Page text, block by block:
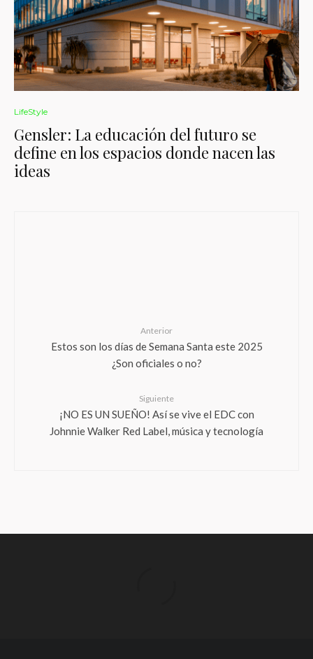
LifeStyle
Gensler: La educación del futuro se
define en los espacios donde nacen las
ideas
Anterior
Estos son los días de Semana Santa este 2025
¿Son oficiales o no?
Siguiente
¡NO ES UN SUEÑO! Así se vive el EDC con
Johnnie Walker Red Label, música y tecnología